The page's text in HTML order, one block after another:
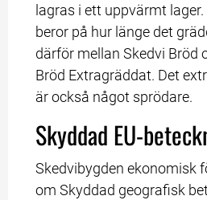
lagras i ett uppvärmt
beror på hur länge det
därför mellan Skedvi Bröd
Bröd Extragräddat. Det
är också något sprödare.
Skyddad EU-
Skedvibygden ekonomisk
om Skyddad geografisk